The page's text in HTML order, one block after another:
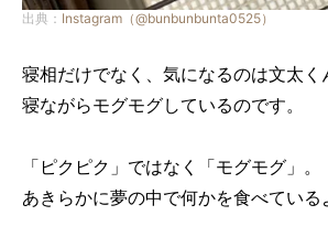
出典： Instagram（@bunbunbunta0525）
寝相だけでなく、気になるのは文太く
寝ながらモグモグしているのです。
「ピクピク」ではなく「モグモグ」。
あきらかに夢の中で何かを食べている